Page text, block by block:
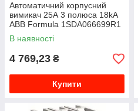
Автоматичний корпусний
вимикач 25А 3 полюса 18kA
ABB Formula 1SDA066699R1
В наявності
4 769,23 ₴
Купити